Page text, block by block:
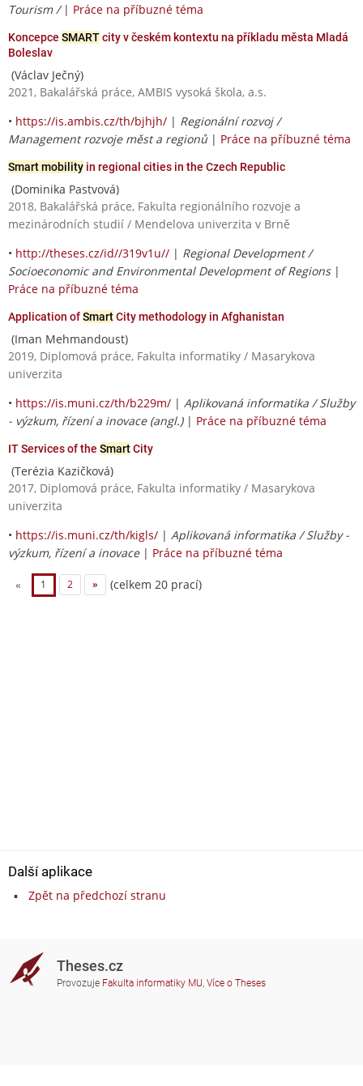
Tourism / | Práce na příbuzné téma
Koncepce SMARTcity v českém kontextu na příkladu města Mladá
Boleslav
(Václav Ječný)
2021, Bakalářská práce, AMBIS vysoká škola, a.s.
• https://is.ambis.cz/th/bjhjh/ | Regionální rozvoj /
Management rozvoje měst a regionů | Práce na příbuzné téma
Smart mobility in regional cities in the Czech Republic
(Dominika Pastvová)
2018, Bakalářská práce, Fakulta regionálního rozvoje a
mezinárodních studií / Mendelova univerzita v Brně
• http://theses.cz/id//319v1u// | Regional Development /
Socioeconomic and Environmental Development of Regions|
Práce na příbuzné téma
Application ofSmartCity methodology in Afghanistan
(Iman Mehmandoust)
2019, Diplomová práce, Fakulta informatiky / Masarykova
univerzita
• https://is.muni.cz/th/b229m/ | Aplikovaná informatika / Služby
- výzkum, řízení a inovace (angl.)| Práce na příbuzné téma
IT Services of the SmartCity
(Terézia Kazičková)
2017, Diplomová práce, Fakulta informatiky / Masarykova
univerzita
• https://is.muni.cz/th/kigls/ | Aplikovaná informatika / Služby -
výzkum, řízení a inovace| Práce na příbuzné téma
« 1 2 » (celkem 20 prací)
Další aplikace
Zpět na předchozí stranu
Theses.cz
Provozuje Fakulta informatiky MU, Více o Theses